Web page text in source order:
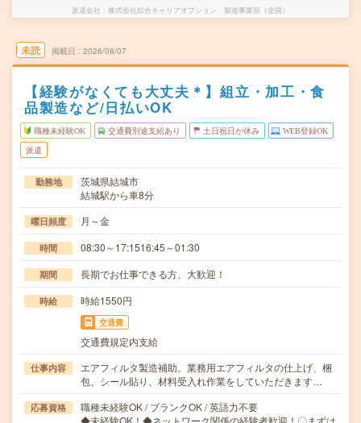
派遣会社 株式会社綜合キャリアオプション 製造事業部（全国）
未読 掲載日 2026/08/07
【経験がなくても大丈夫＊】組立・加工・食
品製造など/日払いOK
職種未経験OK 交通費別途支給あり 土日祝日が休み WEB登録OK
派遣
勤務地
茨城県結城市
結城駅から車8分
曜日頻度 月～金
時間 08:30～17:1516:45～01:30
期間 長期でお仕事できる方、大歓迎！
時給 時給1550円
交通費
交通費規定内支給
仕事内容
エアフィルタ製造補助。業務用エアフィルタの仕上げ、梱
包、シール貼り、材料受入れ作業をしていただきます…
応募資格
職種未経験OK / ブランクOK / 英語力不要
◆未経験OK！◆ネットワーク関係の経験者歓迎！〇まずは